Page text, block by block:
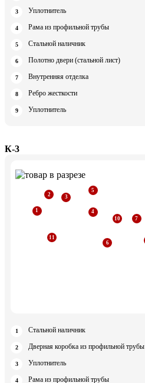
Уплотнитель
Рама из профильной трубы
Стальной наличник
Полотно двери (стальной лист)
Внутренняя отделка
Ребро жесткости
Уплотнитель
К-3
Стальной наличник
Дверная коробка из профильной трубы
Уплотнитель
Рама из профильной трубы